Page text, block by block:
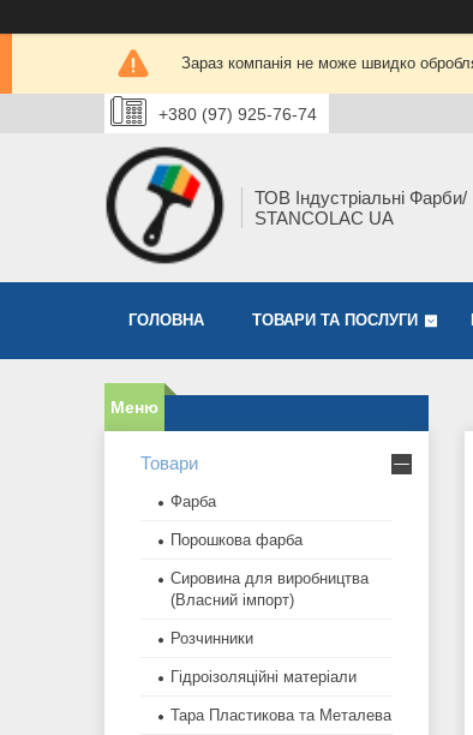
Зараз компанія не може швидко
+380 (97) 925-76-74
ТОВ Індустріальні Фарби/
STANCOLAC UA
ГОЛОВНА ТОВАРИ ТА ПОСЛУГИ
Товари
Фарба
Порошкова фарба
Сировина для виробництва
(Власний імпорт)
Розчинники
Гідроізоляційні матеріали
Тара Пластикова та Металева